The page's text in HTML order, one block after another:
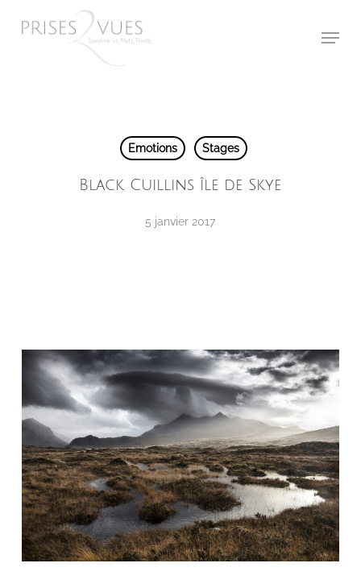
Menu
Emotions Stages
Black Cuillins île de Skye
5 janvier 2017